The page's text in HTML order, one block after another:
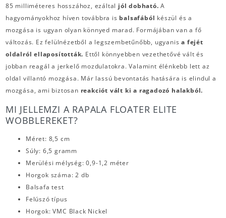
85 milliméteres hosszához, ezáltal jól dobható. A
hagyományokhoz híven továbbra is balsafából készül és a
mozgása is ugyan olyan könnyed marad. Formájában van a fő
változás. Ez felülnézetből a legszembetűnőbb, ugyanisa fejét
oldalról ellaposították. Ettől könnyebben vezethetővé vált és
jobban reagál a jerkelő mozdulatokra. Valamint élénkebb lett az
oldal villantó mozgása. Már lassú bevontatás hatására is elindul a
mozgása, ami biztosan reakciót vált ki a ragadozó halakból.
MI JELLEMZI A RAPALA FLOATER ELITE
WOBBLEREKET?
Méret: 8,5 cm
Súly: 6,5 gramm
Merülési mélység: 0,9-1,2 méter
Horgok száma: 2 db
Balsafa test
Felúszó típus
Horgok: VMC Black Nickel